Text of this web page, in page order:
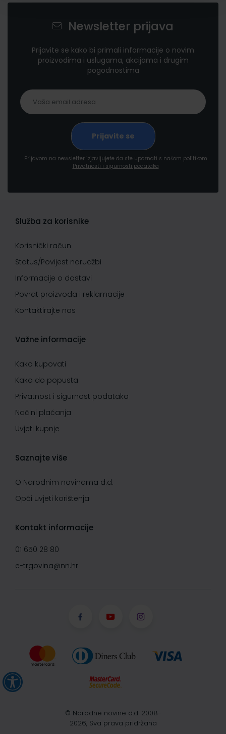
Newsletter prijava
Prijavite se kako bi primali informacije o novim
proizvodima i uslugama, akcijama i drugim
pogodnostima
Prijavom na newsletter izjavljujete da ste upoznati s našom politikom
Privatnosti i sigurnosti podataka
Služba za korisnike
Korisnički račun
Status/Povijest narudžbi
Informacije o dostavi
Povrat proizvoda i reklamacije
Kontaktirajte nas
Važne informacije
Kako kupovati
Kako do popusta
Privatnost i sigurnost podataka
Načini plaćanja
Uvjeti kupnje
Saznajte više
O Narodnim novinama d.d.
Opći uvjeti korištenja
Kontakt informacije
01 650 28 80
e-trgovina@nn.hr
© Narodne novine d.d. 2008-
2026, Sva prava pridržana